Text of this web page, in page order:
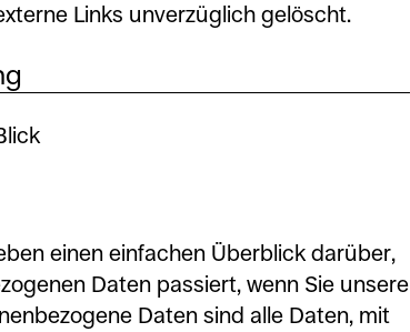
Links unverzüglich gelöscht.
einen einfachen Überblick darüber,
Daten passiert, wenn Sie unsere
Daten sind alle Daten, mit